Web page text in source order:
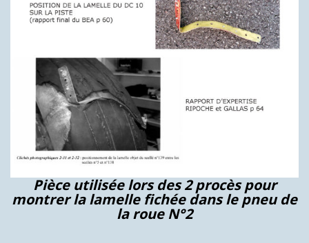
Pièce utilisée lors des 2 procès pour
montrer la lamelle fichée dans le pneu de
la roue N°2